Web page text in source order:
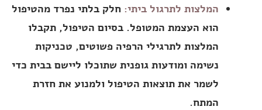
המלצות לתרגול ביתי:חלק בלתי נפרד מהטיפול
הוא העצמת המטופל. בסיום הטיפול, תקבלו
המלצות לתרגילי הרפיה פשוטים, טכניקות
נשימה ומודעות גופנית שתוכלו ליישם בבית כדי
לשמר את תוצאות הטיפול ולמנוע את חזרת
המתח.